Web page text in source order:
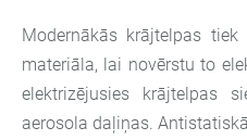
Modernākās krājtelpas
materiāla, lai novērstu to
elektrizējusies krājtelpas
aerosola daļiņas.